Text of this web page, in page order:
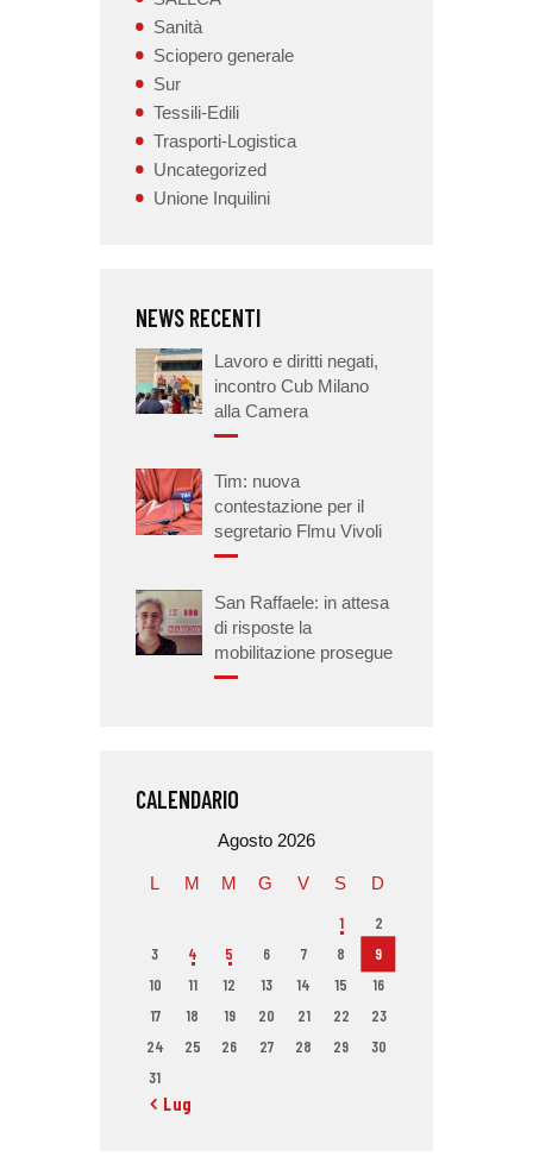
Sanità
Sciopero generale
Sur
Tessili-Edili
Trasporti-Logistica
Uncategorized
Unione Inquilini
NEWS RECENTI
Lavoro e diritti negati,
incontro Cub Milano
alla Camera
Tim: nuova
contestazione per il
segretario Flmu Vivoli
San Raffaele: in attesa
di risposte la
mobilitazione prosegue
CALENDARIO
Agosto 2026
L M M G V S D
1
2
3
4 5 6 7 8
9
10
11 12 13 14 15
16
17
18 19 20 21 22
23
24
25 26 27 28 29
30
31
« Lug